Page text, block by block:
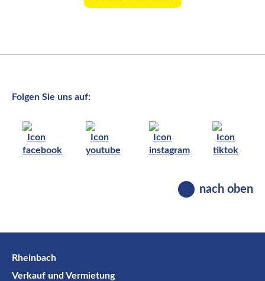
Folgen Sie uns auf:
nach oben
Rheinbach
Verkauf und Vermietung